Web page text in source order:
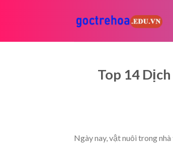
Top 14
Ngày nay, vật nuôi trong nhà